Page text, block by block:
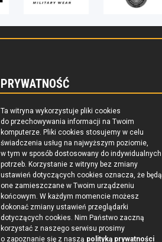
PRYWATNOŚĆ
Ta witryna wykorzystuje pliki cookies
do przechowywania informacji na Twoim
komputerze. Pliki cookies stosujemy w celu
świadczenia usług na najwyższym poziomie,
w tym w sposób dostosowany do indywidualnych
potrzeb. Korzystanie z witryny bez zmiany
ustawień dotyczących cookies oznacza, że będą
one zamieszczane w Twoim urządzeniu
końcowym. W każdym momencie możesz
dokonać zmiany ustawień przeglądarki
dotyczących cookies. Nim Państwo zaczną
korzystać z naszego serwisu prosimy
o zapoznanie się z naszą polityką prywatności